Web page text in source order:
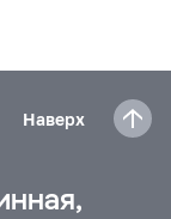
Наверх